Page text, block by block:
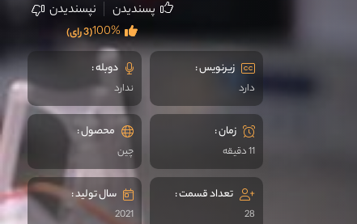
پسندیدن نپسندیدن
(3 رای)100%
زیرنویس :
دارد
دوبله :
ندارد
زمان :
11 دقیقه
محصول :
چين
تعداد قسمت :
28
سال تولید :
2021